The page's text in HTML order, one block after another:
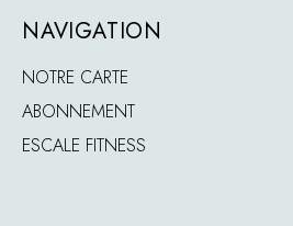
NAVIGATION
NOTRE CARTE
ABONNEMENT
ESCALE FITNESS